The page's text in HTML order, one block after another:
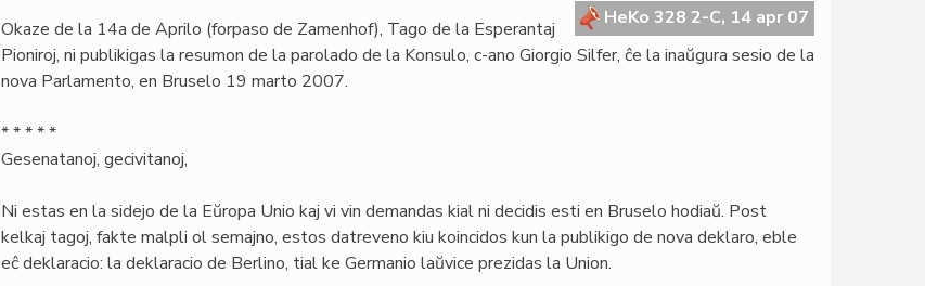
HeKo 328 2-C, 14 apr 07
Okaze de la 14a de Aprilo (forpaso de Zamenhof), Tago de la Esperantaj
Pioniroj, ni publikigas la resumon de la parolado de la Konsulo, c-ano Giorgio Silfer, ĉe la inaŭgura sesio de la
nova Parlamento, en Bruselo 19 marto 2007.
* * * * *
Gesenatanoj, gecivitanoj,
Ni estas en la sidejo de la Eŭropa Unio kaj vi vin demandas kial ni decidis esti en Bruselo hodiaŭ. Post
kelkaj tagoj, fakte malpli ol semajno, estos datreveno kiu koincidos kun la publikigo de nova deklaro, eble
eĉ deklaracio: la deklaracio de Berlino, tial ke Germanio laŭvice prezidas la Union.